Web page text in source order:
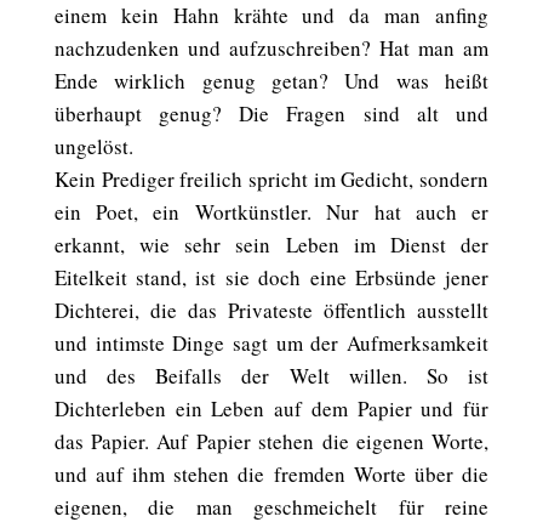
einem kein Hahn krähte und da man anfing
nachzudenken und aufzuschreiben? Hat man am
Ende wirklich genug getan? Und was heißt
überhaupt genug? Die Fragen sind alt und
ungelöst.
Kein Prediger freilich spricht im Gedicht, sondern
ein Poet, ein Wortkünstler. Nur hat auch er
erkannt, wie sehr sein Leben im Dienst der
Eitelkeit stand, ist sie doch eine Erbsünde jener
Dichterei, die das Privateste öffentlich ausstellt
und intimste Dinge sagt um der Aufmerksamkeit
und des Beifalls der Welt willen. So ist
Dichterleben ein Leben auf dem Papier und für
das Papier. Auf Papier stehen die eigenen Worte,
und auf ihm stehen die fremden Worte über die
eigenen, die man geschmeichelt für reine